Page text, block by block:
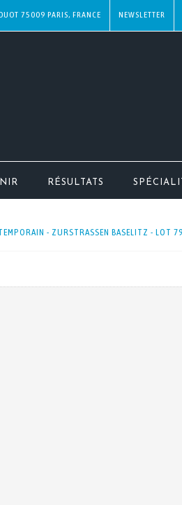
75009 PARIS, FRANCE NEWSLETTER
RÉSULTATS
- ZURSTRASSEN BASELITZ - LOT 79